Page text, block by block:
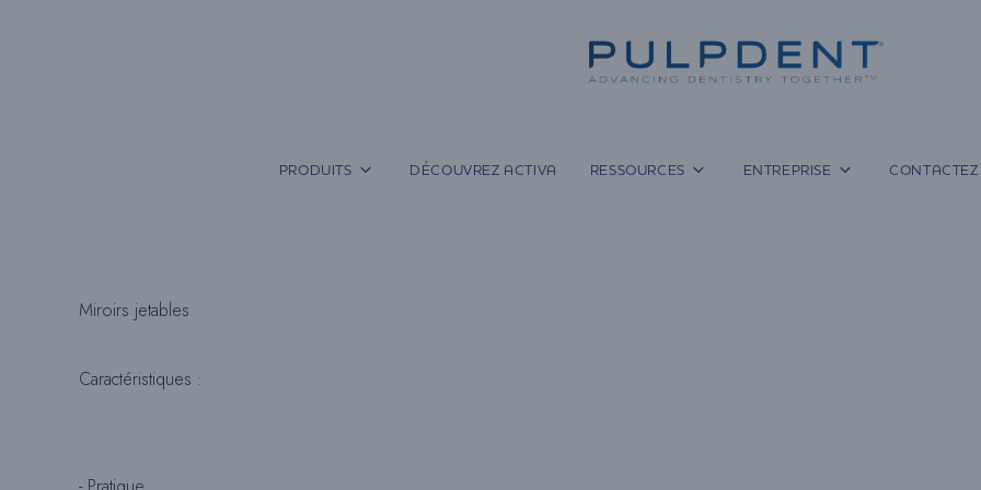
PRODUITS DÉCOUVREZ ACTIVA RESSOURCES ENTREPRISE
Miroirs jetables
Caractéristiques :